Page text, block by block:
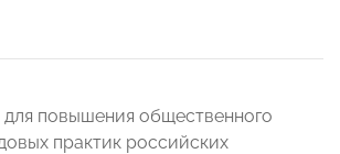
повышения общественного
практик российских